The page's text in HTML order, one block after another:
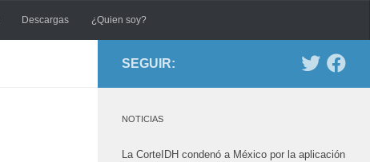
Descargas ¿Quien soy?
SEGUIR:
NOTICIAS
La CorteIDH condenó a México por la aplicación